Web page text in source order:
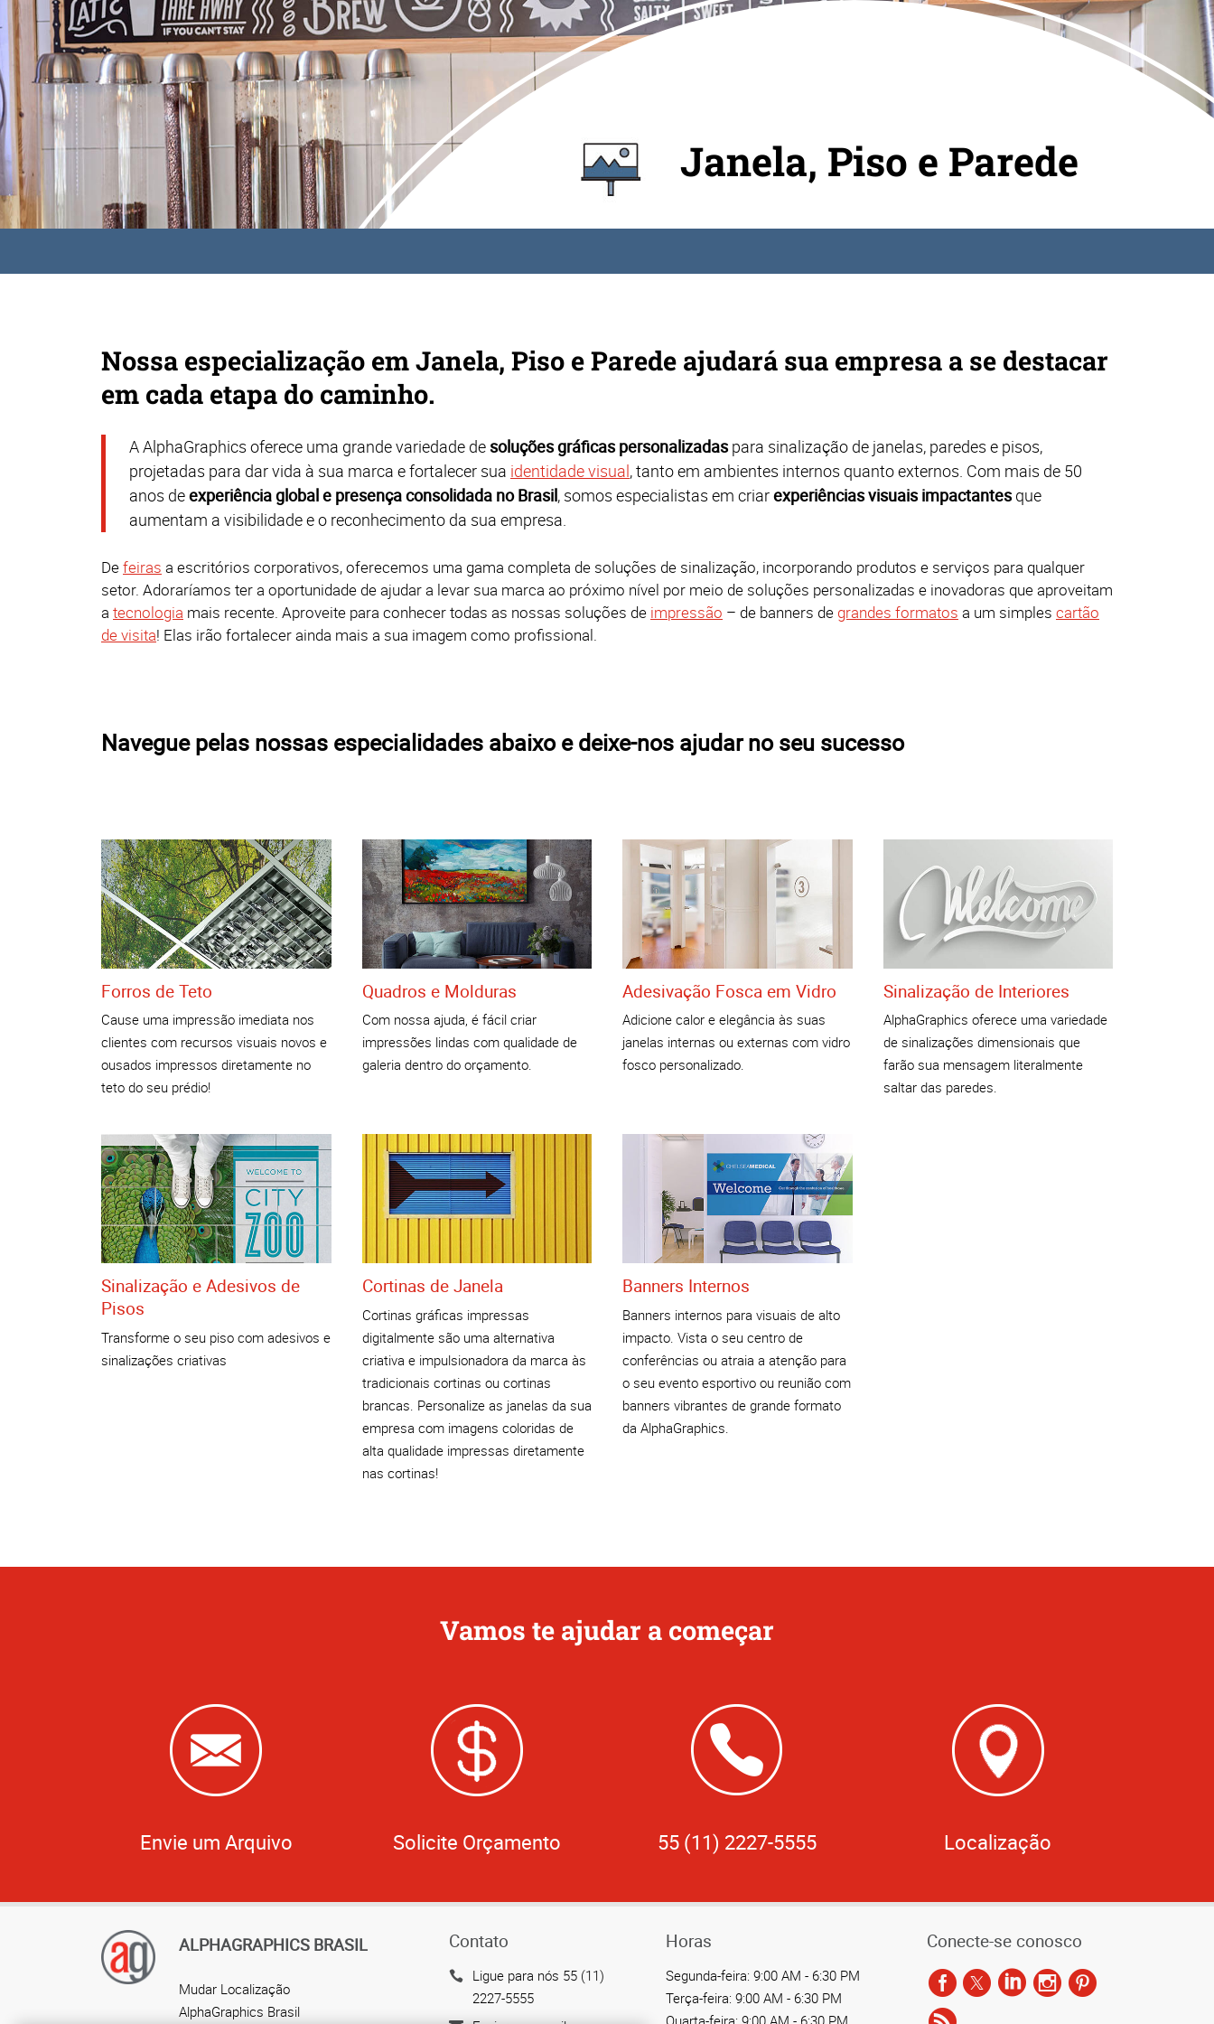
Janela, Piso e Parede
Nossa especialização em Janela, Piso e Parede ajudará sua empresa a se destacar
em cada etapa do caminho.
A AlphaGraphics oferece uma grande variedade desoluções gráficas personalizadas para sinalização de janelas, paredes e pisos,
projetadas para dar vida à sua marca e fortalecer sua identidade visual, tanto em ambientes internos quanto externos. Com mais de 50
anos deexperiência global e presença consolidada no Brasil, somos especialistas em criarexperiências visuais impactantes que
aumentam a visibilidade e o reconhecimento da sua empresa.
Defeiras a escritórios corporativos, oferecemos uma gama completa de soluções de sinalização, incorporando produtos e serviços para qualquer
setor. Adoraríamos ter a oportunidade de ajudar a levar sua marca ao próximo nível por meio de soluções personalizadas e inovadoras que aproveitam
a tecnologia mais recente. Aproveite para conhecer todas as nossas soluções de impressão – de banners de grandes formatos a um simples cartão
de visita! Elas irão fortalecer ainda mais a sua imagem como profissional.
Navegue pelas nossas especialidades abaixo e deixe-nos ajudar no seu sucesso
Forros de Teto
Cause uma impressão imediata nos
clientes com recursos visuais novos e
ousados impressos diretamente no
teto do seu prédio!
Quadros e Molduras
Com nossa ajuda, é fácil criar
impressões lindas com qualidade de
galeria dentro do orçamento.
Adesivação Fosca em Vidro
Adicione calor e elegância às suas
janelas internas ou externas com vidro
fosco personalizado.
Sinalização de Interiores
AlphaGraphics oferece uma variedade
de sinalizações dimensionais que
farão sua mensagem literalmente
saltar das paredes.
Sinalização e Adesivos de
Pisos
Transforme o seu piso com adesivos e
sinalizações criativas
Cortinas de Janela
Cortinas gráficas impressas
digitalmente são uma alternativa
criativa e impulsionadora da marca às
tradicionais cortinas ou cortinas
brancas. Personalize as janelas da sua
empresa com imagens coloridas de
alta qualidade impressas diretamente
nas cortinas!
Banners Internos
Banners internos para visuais de alto
impacto. Vista o seu centro de
conferências ou atraia a atenção para
o seu evento esportivo ou reunião com
banners vibrantes de grande formato
da AlphaGraphics.
Vamos te ajudar a começar
Envie um Arquivo Solicite Orçamento 55 (11) 2227-5555 Localização
ALPHAGRAPHICS BRASIL
Mudar Localização
AlphaGraphics Brasil
Contato
Ligue para nós 55 (11)
2227-5555
Horas
Segunda-feira: 9:00 AM - 6:30 PM
Terça-feira: 9:00 AM - 6:30 PM
Quarta-feira: 9:00 AM - 6:30 PM
Conecte-se conosco